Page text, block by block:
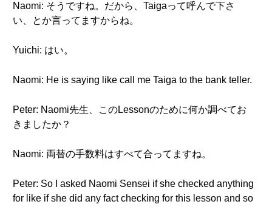
Naomi: そうですね。だから、Taigaって呼んで下さ
い、とか言ってますからね。
Yuichi: はい。
Naomi: He is saying like call me Taiga to the bank teller.
Peter: Naomi先生、このLessonのために何か調べてお
きましたか？
Naomi: 両替の手数料はすべて合ってますね。
Peter: So I asked Naomi Sensei if she checked anything
for like if she did any fact checking for this lesson and so